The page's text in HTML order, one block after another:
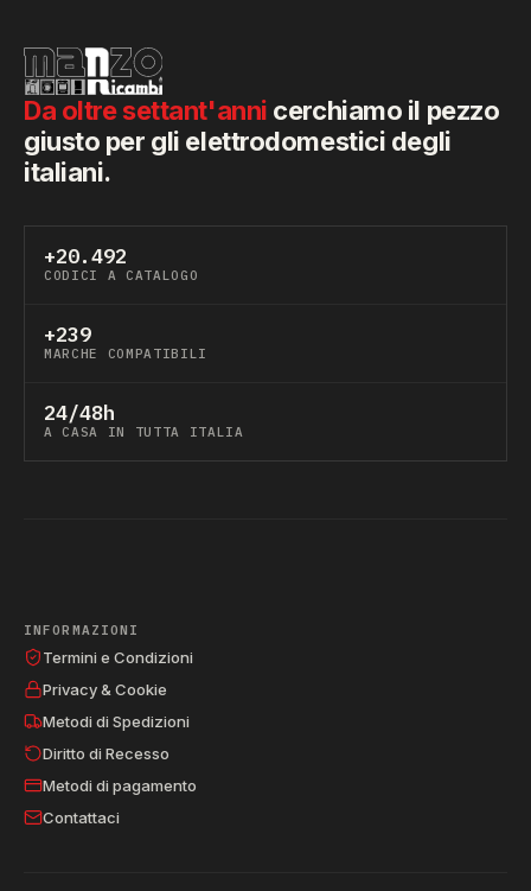
Da oltre settant'anni cerchiamo il pezzo
giusto per gli elettrodomestici degli
italiani.
+20.492
CODICI A CATALOGO
+239
MARCHE COMPATIBILI
24/48h
A CASA IN TUTTA ITALIA
INFORMAZIONI
Termini e Condizioni
Privacy & Cookie
Metodi di Spedizioni
Diritto di Recesso
Metodi di pagamento
Contattaci